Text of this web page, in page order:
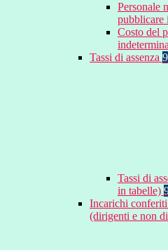
Personale
pubblicare
Costo del
Tassi di assenza 9
Tassi di
in tabelle)
Incarichi
(dirigenti e non